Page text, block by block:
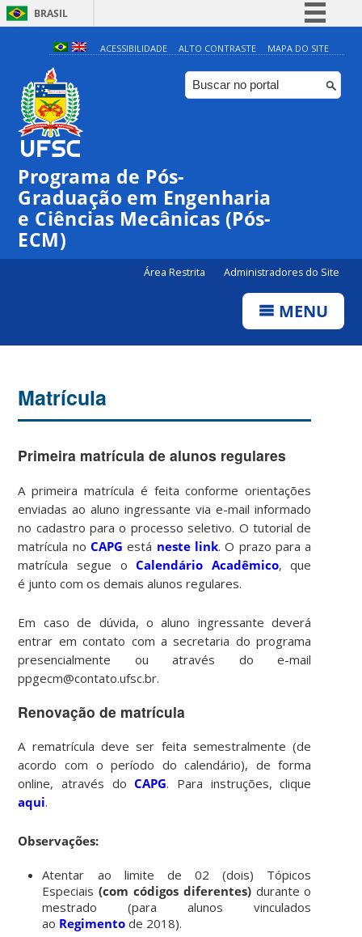
BRASIL
Simplifique!
Comunica BR
Participe
ACESSIBILIDADE ALTO CONTRASTE MAPA DO SITE
Programa de Pós-
Graduação em Engenharia
e Ciências Mecânicas (Pós-
ECM)
Área Restrita Administradores do Site
MENU
Matrícula
Primeira matrícula de alunos regulares
A primeira matrícula é feita conforme orientações
enviadas ao aluno ingressante via e-mail informado
no cadastro para o processo seletivo. O tutorial de
matrícula noCAPG está neste link. O prazo para a
matrícula segue oCalendário Acadêmico, que
é junto com os demais alunos regulares.
Em caso de dúvida, o aluno ingressante deverá
entrar em contato com a secretaria do programa
presencialmente ou através do e-mail
ppgecm@contato.ufsc.br.
Renovação de matrícula
A rematrícula deve ser feita semestralmente (de
acordo com o período do calendário), de forma
online, através doCAPG. Para instruções, clique
aqui.
Observações:
Atentar ao limite de 02 (dois) Tópicos
Especiais(com códigos diferentes) durante o
mestrado (para alunos vinculados
ao Regimento de 2018).